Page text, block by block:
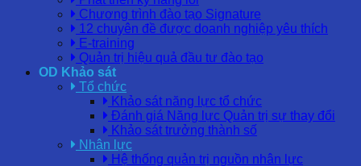
Chương trình đào tạo Signature
12 chuyên đề được doanh nghiệp yêu thích
E-training
Quản trị hiệu quả đầu tư đào tạo
OD Khảo sát
Tổ chức
Khảo sát năng lực tổ chức
Đánh giá Năng lực Quản trị sự thay đổi
Khảo sát trưởng thành số
Nhân lực
Hệ thống quản trị nguồn nhân lực